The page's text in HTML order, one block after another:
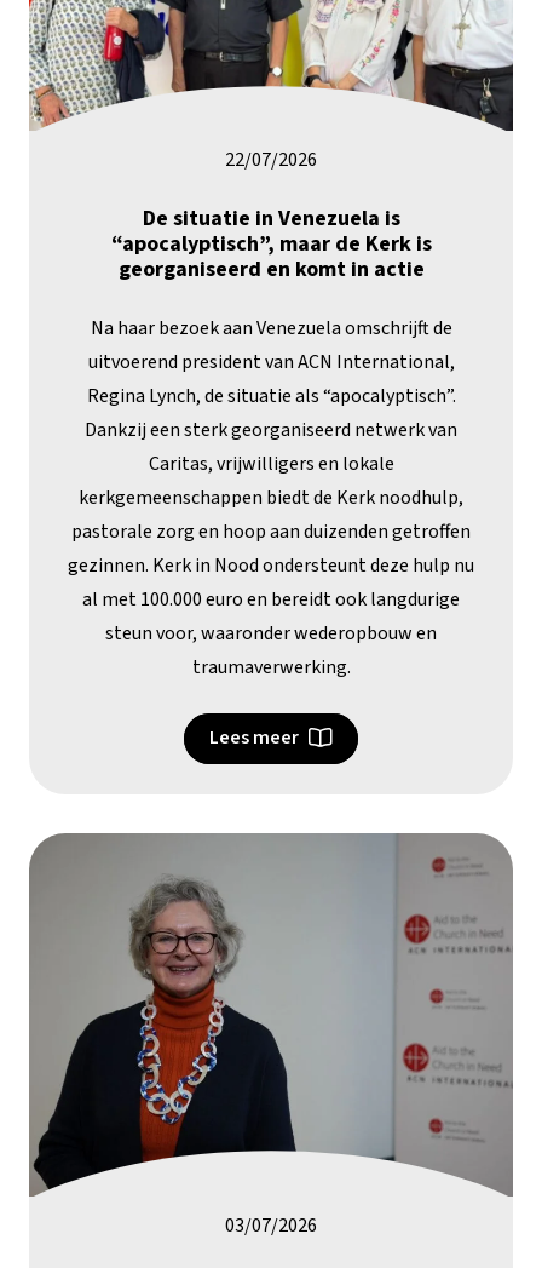
22/07/2026
De situatie in Venezuela is
“apocalyptisch”, maar de Kerk is
georganiseerd en komt in actie
Na haar bezoek aan Venezuela omschrijft de
uitvoerend president van ACN International,
Regina Lynch, de situatie als “apocalyptisch”.
Dankzij een sterk georganiseerd netwerk van
Caritas, vrijwilligers en lokale
kerkgemeenschappen biedt de Kerk noodhulp,
pastorale zorg en hoop aan duizenden getroffen
gezinnen. Kerk in Nood ondersteunt deze hulp nu
al met 100.000 euro en bereidt ook langdurige
steun voor, waaronder wederopbouw en
traumaverwerking.
Lees meer
03/07/2026